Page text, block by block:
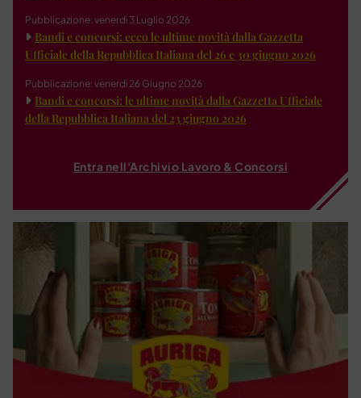
Pubblicazione: venerdì 3 Luglio 2026
Bandi e concorsi: ecco le ultime novità dalla Gazzetta
Ufficiale della Repubblica Italiana del 26 e 30 giugno 2026
Pubblicazione: venerdì 26 Giugno 2026
Bandi e concorsi: le ultime novità dalla Gazzetta Ufficiale
della Repubblica Italiana del 23 giugno 2026
Entra nell'Archivio Lavoro & Concorsi